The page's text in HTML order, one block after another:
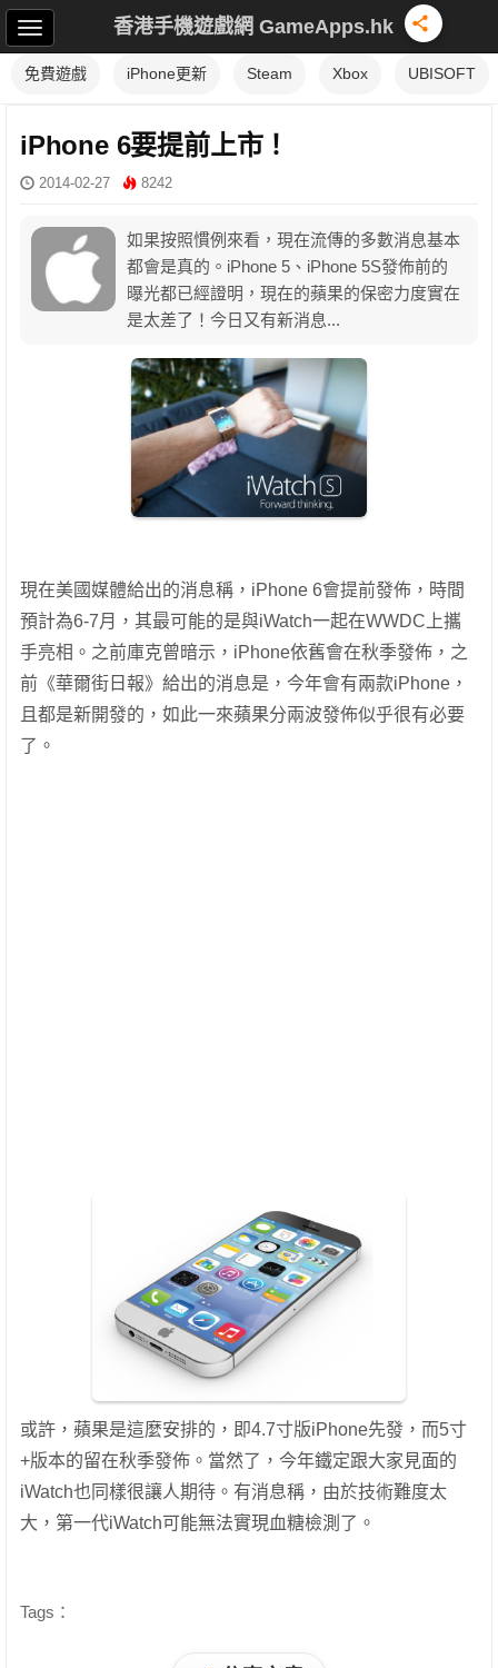
香港手機遊戲網 GameApps.hk
免費遊戲 iPhone更新 Steam Xbox UBISOFT
iPhone 6要提前上市！
2014-02-27 8242
如果按照慣例來看，現在流傳的多數消息基本
都會是真的。iPhone 5、iPhone 5S發佈前的
曝光都已經證明，現在的蘋果的保密力度實在
是太差了！今日又有新消息...
現在美國媒體給出的消息稱，iPhone 6會提前發佈，時間
預計為6-7月，其最可能的是與iWatch一起在WWDC上攜
手亮相。之前庫克曾暗示，iPhone依舊會在秋季發佈，之
前《華爾街日報》給出的消息是，今年會有兩款iPhone，
且都是新開發的，如此一來蘋果分兩波發佈似乎很有必要
了。
或許，蘋果是這麼安排的，即4.7寸版iPhone先發，而5寸
+版本的留在秋季發佈。當然了，今年鐵定跟大家見面的
iWatch也同樣很讓人期待。有消息稱，由於技術難度太
大，第一代iWatch可能無法實現血糖檢測了。
Tags：